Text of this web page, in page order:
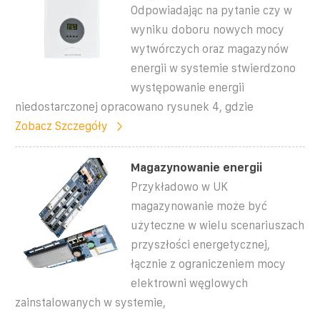
Odpowiadając na pytanie czy w
wyniku doboru nowych mocy
wytwórczych oraz magazynów
energii w systemie stwierdzono
występowanie energii
niedostarczonej opracowano rysunek 4, gdzie
Zobacz Szczegóły
Magazynowanie energii
Przykładowo w UK
magazynowanie może być
użyteczne w wielu scenariuszach
przyszłości energetycznej,
łącznie z ograniczeniem mocy
elektrowni węglowych
zainstalowanych w systemie,